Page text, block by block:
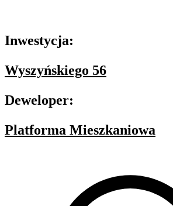
Inwestycja:
Wyszyńskiego 56
Deweloper:
Platforma Mieszkaniowa